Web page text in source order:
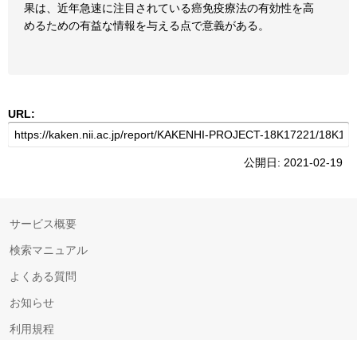
果は、近年急速に注目されている癌免疫療法の有効性を高
めるための有益な情報を与える点で意義がある。
URL:
公開日: 2021-02-19
サービス概要
検索マニュアル
よくある質問
お知らせ
利用規程